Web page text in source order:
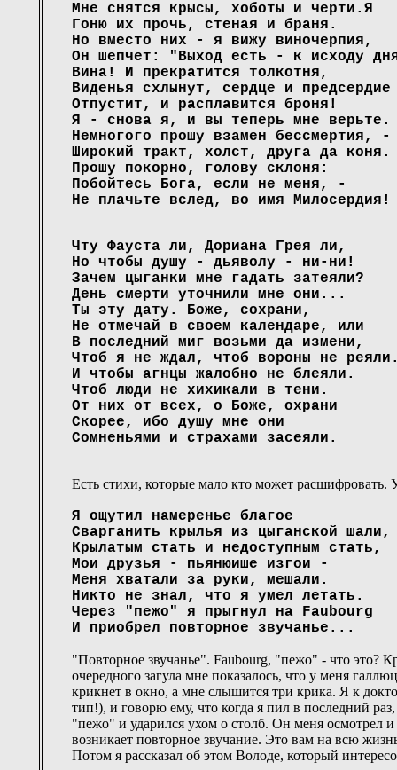
Мне снятся крысы, хоботы и черти.Я
Гоню их прочь, стеная и браня.
Но вместо них - я вижу виночерпия,
Он шепчет: "Выход есть - к исходу
Вина! И прекратится толкотня,
Виденья схлынут, сердце и предсердие
Отпустит, и расплавится броня!
Я - снова я, и вы теперь мне верьте.
Немногого прошу взамен бессмертия, -
Широкий тракт, холст, друга да коня.
Прошу покорно, голову склоня:
Побойтесь Бога, если не меня, -
Не плачьте вслед, во имя Милосердия!
Чту Фауста ли, Дориана Грея ли,
Но чтобы душу - дьяволу - ни-ни!
Зачем цыганки мне гадать затеяли?
День смерти уточнили мне они...
Ты эту дату. Боже, сохрани,
Не отмечай в своем календаре, или
В последний миг возьми да измени,
Чтоб я не ждал, чтоб вороны не
И чтобы агнцы жалобно не блеяли.
Чтоб люди не хихикали в тени.
От них от всех, о Боже, охрани
Скорее, ибо душу мне они
Сомненьями и страхами засеяли.
Есть стихи, которые мало кто может расшифровать.
Я ощутил намеренье благое
Сварганить крылья из цыганской шали,
Крылатым стать и недоступным стать,
Мои друзья - пьянюише изгои -
Меня хватали за руки, мешали.
Никто не знал, что я умел летать.
Через "пежо" я прыгнул на Faubourg
И приобрел повторное звучанье...
"Повторное звучанье". Faubourg, "пежо" - что это?
очередного загула мне показалось, что у меня
крикнет в окно, а мне слышится три крика. Я к
тип!), и говорю ему, что когда я пил в последний
"пежо" и ударился ухом о столб. Он меня осмотрел
возникает повторное звучание. Это вам на всю
Потом я рассказал об этом Володе, который